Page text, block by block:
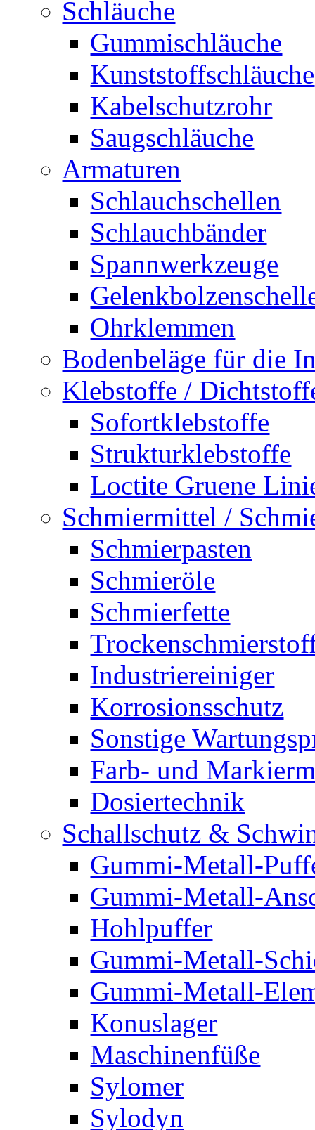
Schläuche
Gummischläuche
Kunststoffschläuche
Kabelschutzrohr
Saugschläuche
Armaturen
Schlauchschellen
Schlauchbänder
Spannwerkzeuge
Ohrklemmen
Bodenbeläge für die
Klebstoffe /
Sofortklebstoffe
Strukturklebstoffe
Loctite Gruene
Schmiermittel /
Schmierpasten
Schmieröle
Schmierfette
Industriereiniger
Korrosionsschutz
Sonstige
Farb- und
Dosiertechnik
Schallschutz &
Gummi-Metall-
Gummi-Metall-
Hohlpuffer
Gummi-Metall-
Gummi-Metall-
Konuslager
Maschinenfüße
Sylomer
Sylodyn